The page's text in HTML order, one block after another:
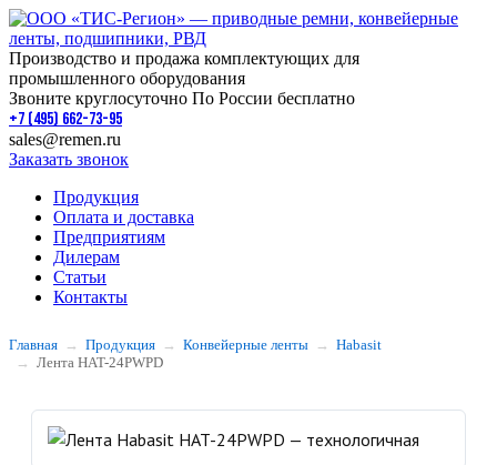
Производство и продажа комплектующих для
промышленного оборудования
Звоните круглосуточно По России бесплатно
+7 (495) 662-73-95
sales@remen.ru
Заказать звонок
Продукция
Оплата и доставка
Предприятиям
Дилерам
Статьи
Контакты
Главная Продукция Конвейерные ленты
Habasit
Лента HAT-24PWPD